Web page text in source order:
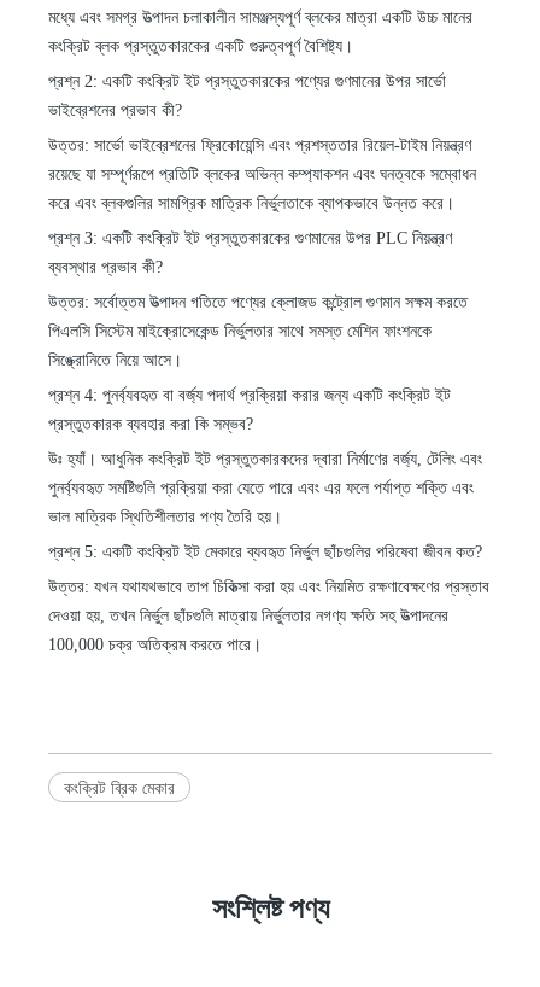
মধ্যে এবং সমগ্র উত্পাদন চলাকালীন সামঞ্জস্যপূর্ণ ব্লকের মাত্রা একটি উচ্চ মানের
কংক্রিট ব্লক প্রস্তুতকারকের একটি গুরুত্বপূর্ণ বৈশিষ্ট্য।
প্রশ্ন 2: একটি কংক্রিট ইট প্রস্তুতকারকের পণ্যের গুণমানের উপর সার্ভো
ভাইব্রেশনের প্রভাব কী?
উত্তর: সার্ভো ভাইব্রেশনের ফ্রিকোয়েন্সি এবং প্রশস্ততার রিয়েল-টাইম নিয়ন্ত্রণ
রয়েছে যা সম্পূর্ণরূপে প্রতিটি ব্লকের অভিন্ন কম্প্যাকশন এবং ঘনত্বকে সম্বোধন
করে এবং ব্লকগুলির সামগ্রিক মাত্রিক নির্ভুলতাকে ব্যাপকভাবে উন্নত করে।
প্রশ্ন 3: একটি কংক্রিট ইট প্রস্তুতকারকের গুণমানের উপর PLC নিয়ন্ত্রণ
ব্যবস্থার প্রভাব কী?
উত্তর: সর্বোত্তম উত্পাদন গতিতে পণ্যের ক্লোজড কন্ট্রোল গুণমান সক্ষম করতে
পিএলসি সিস্টেম মাইক্রোসেকেন্ড নির্ভুলতার সাথে সমস্ত মেশিন ফাংশনকে
সিঙ্ক্রোনিতে নিয়ে আসে।
প্রশ্ন 4: পুনর্ব্যবহৃত বা বর্জ্য পদার্থ প্রক্রিয়া করার জন্য একটি কংক্রিট ইট
প্রস্তুতকারক ব্যবহার করা কি সম্ভব?
উঃ হ্যাঁ। আধুনিক কংক্রিট ইট প্রস্তুতকারকদের দ্বারা নির্মাণের বর্জ্য, টেলিং এবং
পুনর্ব্যবহৃত সমষ্টিগুলি প্রক্রিয়া করা যেতে পারে এবং এর ফলে পর্যাপ্ত শক্তি এবং
ভাল মাত্রিক স্থিতিশীলতার পণ্য তৈরি হয়।
প্রশ্ন 5: একটি কংক্রিট ইট মেকারে ব্যবহৃত নির্ভুল ছাঁচগুলির পরিষেবা জীবন কত?
উত্তর: যখন যথাযথভাবে তাপ চিকিত্সা করা হয় এবং নিয়মিত রক্ষণাবেক্ষণের প্রস্তাব
দেওয়া হয়, তখন নির্ভুল ছাঁচগুলি মাত্রায় নির্ভুলতার নগণ্য ক্ষতি সহ উত্পাদনের
100,000 চক্র অতিক্রম করতে পারে।
কংক্রিট ব্রিক মেকার
সংশ্লিষ্ট পণ্য